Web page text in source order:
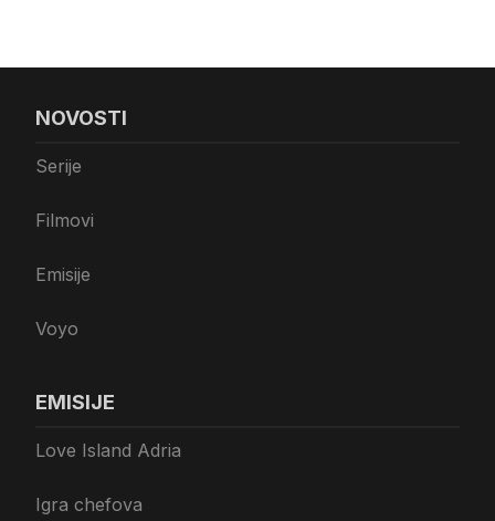
NOVOSTI
Serije
Filmovi
Emisije
Voyo
EMISIJE
Love Island Adria
Igra chefova